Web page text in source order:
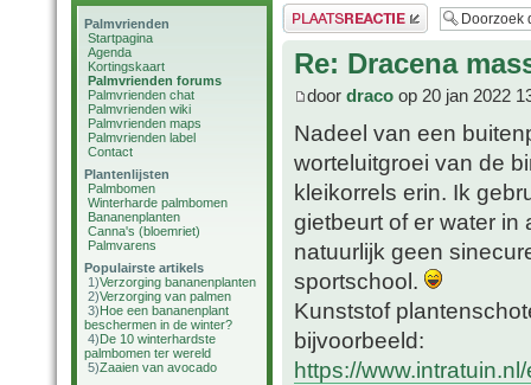
Palmvrienden
Startpagina
Agenda
Kortingskaart
Palmvrienden forums
Palmvrienden chat
Palmvrienden wiki
Palmvrienden maps
Palmvrienden label
Contact
Plantenlijsten
Palmbomen
Winterharde palmbomen
Bananenplanten
Canna's (bloemriet)
Palmvarens
Populairste artikels
1)Verzorging bananenplanten
2)Verzorging van palmen
3)Hoe een bananenplant
beschermen in de winter?
4)De 10 winterhardste
palmbomen ter wereld
5)Zaaien van avocado
Plaats een reactie
Re: Dracena
door draco op 20 jan 2022
Nadeel van een
worteluitgroei van de
kleikorrels erin. Ik
gietbeurt of er water in
natuurlijk geen
sportschool.
Kunststof
bijvoorbeeld:
https://